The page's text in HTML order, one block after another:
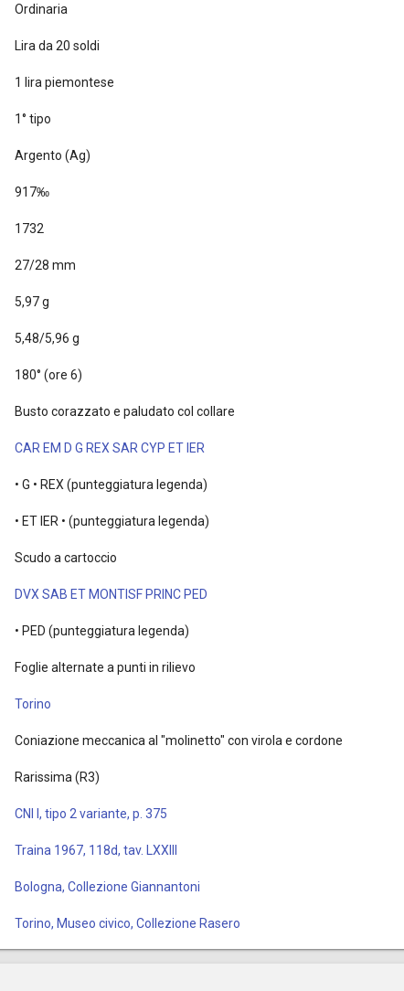
Ordinaria
Lira da 20 soldi
1 lira piemontese
1° tipo
Argento (Ag)
917‰
1732
27/28 mm
5,97 g
5,48/5,96 g
180° (ore 6)
Busto corazzato e paludato col collare
CAR EM D G REX SAR CYP ET IER
• G • REX (punteggiatura legenda)
• ET IER • (punteggiatura legenda)
Scudo a cartoccio
DVX SAB ET MONTISF PRINC PED
• PED (punteggiatura legenda)
Foglie alternate a punti in rilievo
Torino
Coniazione meccanica al "molinetto" con virola e cordone
Rarissima (R3)
CNI I, tipo 2 variante, p. 375
Traina 1967, 118d, tav. LXXIII
Bologna, Collezione Giannantoni
Torino, Museo civico, Collezione Rasero